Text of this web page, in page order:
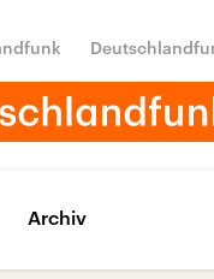
Archiv